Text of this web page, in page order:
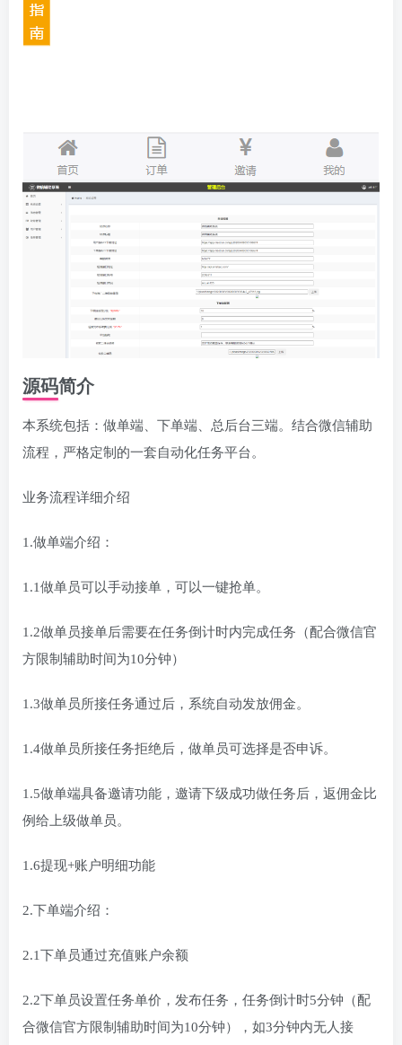
源码简介
本系统包括：做单端、下单端、总后台三端。结合微信辅助
流程，严格定制的一套自动化任务平台。
业务流程详细介绍
1.做单端介绍：
1.1做单员可以手动接单，可以一键抢单。
1.2做单员接单后需要在任务倒计时内完成任务（配合微信官
方限制辅助时间为10分钟）
1.3做单员所接任务通过后，系统自动发放佣金。
1.4做单员所接任务拒绝后，做单员可选择是否申诉。
1.5做单端具备邀请功能，邀请下级成功做任务后，返佣金比
例给上级做单员。
1.6提现+账户明细功能
2.下单端介绍：
2.1下单员通过充值账户余额
2.2下单员设置任务单价，发布任务，任务倒计时5分钟（配
合微信官方限制辅助时间为10分钟），如3分钟内无人接